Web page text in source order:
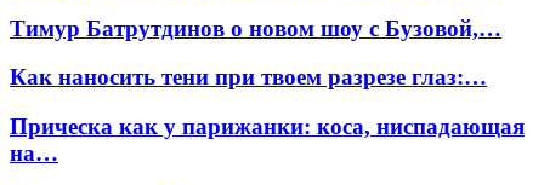
Тимур Батрутдинов о новом шоу с Бузовой,…
Как наносить тени при твоем разрезе глаз:…
Прическа как у парижанки: коса, ниспадающая
на…